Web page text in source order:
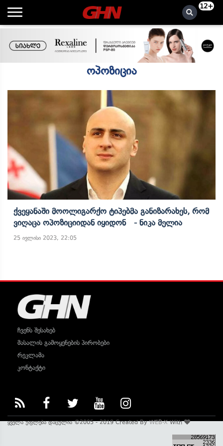
12+
ოპოზიცია
Ქვეყანაში Მოოლიგარქო Ტიპებმა Განიზარახეს, Რომ
Ვიღაცა Ოპოზიციიდან Იყიდონ - Ნიკა Მელია
25 ივლისი 2023, 22:05
ჩვენს შესახებ
მასალის გამოყენების პირობები
რეკლამა
კონტაქტი
ყველა უფლება დაცულია ©2005 - 2019 Created ByWEB-XWith